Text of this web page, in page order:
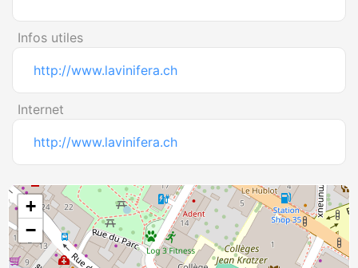
Infos utiles
http://www.lavinifera.ch
Internet
http://www.lavinifera.ch
+
−